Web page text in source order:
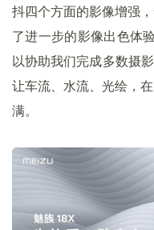
抖四个方面的影像增强
了进一步的影像出色体
以协助我们完成多数摄
让车流、水流、光绘，
满。